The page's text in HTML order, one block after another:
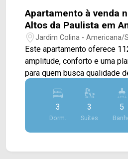
Apartamento à venda
Altos da Paulista em
Jardim Colina - Americana/
Este apartamento oferece
amplitude, conforto e uma
para quem busca qualidade
regiões mais valorizadas da cidade. A
conta com ampla sala de
integradas, proporcionando
elegante e acolhedor para
amigos. A cozinha possui excelente distribuição
3
Dorm.
3
Suítes
5